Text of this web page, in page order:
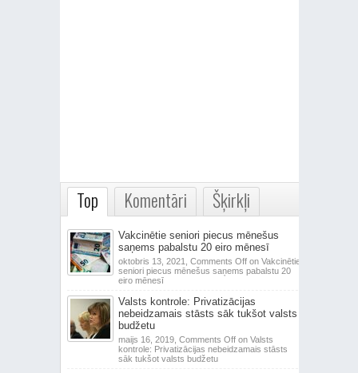
Top Komentāri Šķirkļi
Vakcinētie seniori piecus mēnešus
saņems pabalstu 20 eiro mēnesī
oktobris 13, 2021, Comments Offon Vakcinētie
seniori piecus mēnešus saņems pabalstu 20
eiro mēnesī
Valsts kontrole: Privatizācijas
nebeidzamais stāsts sāk tukšot valsts
budžetu
maijs 16, 2019, Comments Offon Valsts
kontrole: Privatizācijas nebeidzamais stāsts
sāk tukšot valsts budžetu